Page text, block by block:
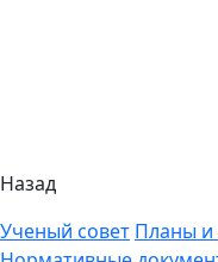
Назад
Ученый совет Планы и